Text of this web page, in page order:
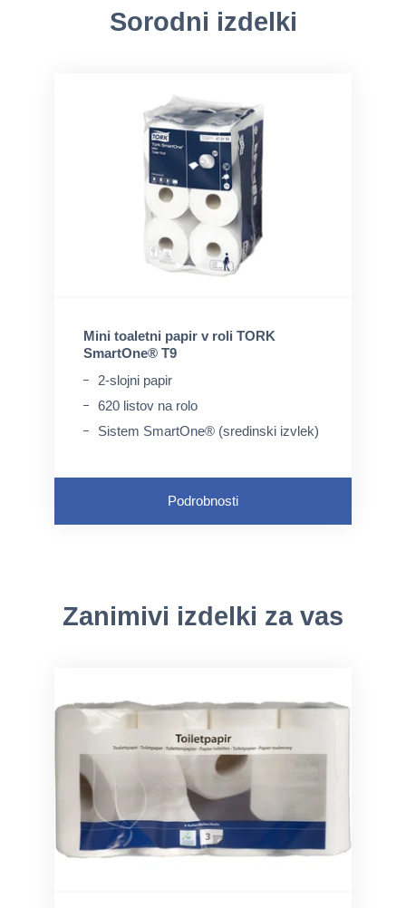
Sorodni izdelki
Mini toaletni papir v roli TORK
SmartOne® T9
2-slojni papir
620 listov na rolo
Sistem SmartOne® (sredinski izvlek)
Podrobnosti
Zanimivi izdelki za vas